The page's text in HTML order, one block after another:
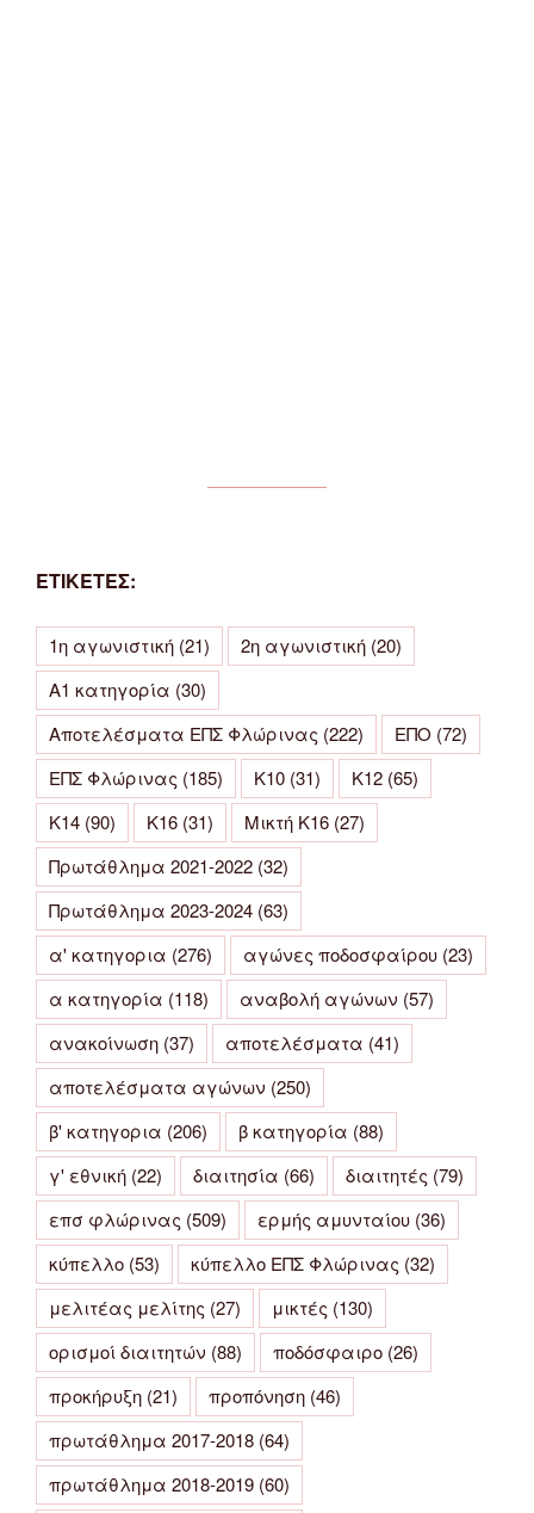
ΕΤΙΚΕΤΕΣ:
1η αγωνιστική (21) 2η αγωνιστική (20)
Α1 κατηγορία (30)
Αποτελέσματα ΕΠΣ Φλώρινας (222) ΕΠΟ (72)
ΕΠΣ Φλώρινας (185) Κ10 (31) Κ12 (65)
Κ14 (90) Κ16 (31) Μικτή Κ16 (27)
Πρωτάθλημα 2021-2022 (32)
Πρωτάθλημα 2023-2024 (63)
α' κατηγορια (276) αγώνες ποδοσφαίρου (23)
α κατηγορία (118) αναβολή αγώνων (57)
ανακοίνωση (37) αποτελέσματα (41)
αποτελέσματα αγώνων (250)
β' κατηγορια (206) β κατηγορία (88)
γ' εθνική (22) διαιτησία (66) διαιτητές (79)
επσ φλώρινας (509) ερμής αμυνταίου (36)
κύπελλο (53) κύπελλο ΕΠΣ Φλώρινας (32)
μελιτέας μελίτης (27) μικτές (130)
ορισμοί διαιτητών (88) ποδόσφαιρο (26)
προκήρυξη (21) προπόνηση (46)
πρωτάθλημα 2017-2018 (64)
πρωτάθλημα 2018-2019 (60)